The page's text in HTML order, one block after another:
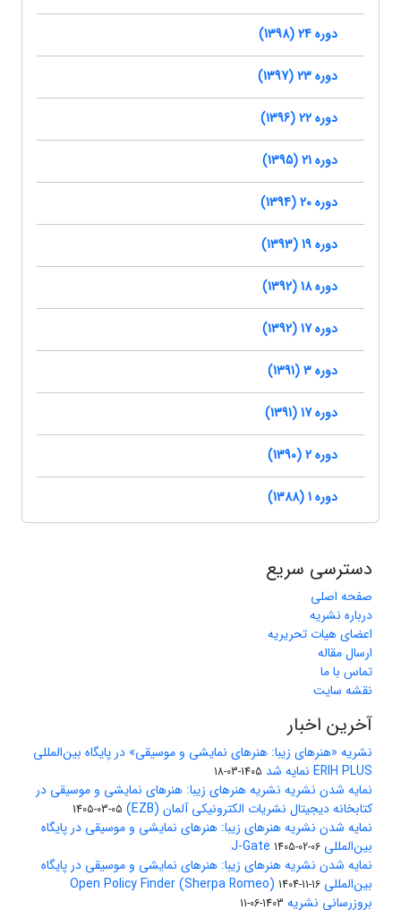
دوره 24 (1398)
دوره 23 (1397)
دوره 22 (1396)
دوره 21 (1395)
دوره 20 (1394)
دوره 19 (1393)
دوره 18 (1392)
دوره 17 (1392)
دوره 3 (1391)
دوره 17 (1391)
دوره 2 (1390)
دوره 1 (1388)
دسترسی سریع
صفحه اصلی
درباره نشریه
اعضای هیات تحریریه
ارسال مقاله
تماس با ما
نقشه سایت
آخرین اخبار
نشریه «هنرهای زیبا: هنرهای نمایشی و موسیقی» در پایگاه بین‌المللی
ERIH PLUS نمایه شد
1405-03-18
نمایه شدن نشریه نشریه هنرهای زیبا: هنرهای نمایشی و موسیقی در
کتابخانه دیجیتال نشریات الکترونیکی آلمان (EZB)
1405-03-05
نمایه شدن نشریه هنرهای زیبا: هنرهای نمایشی و موسیقی در پایگاه
بین‌المللی J-Gate 1405-02-06
نمایه شدن نشریه هنرهای زیبا: هنرهای نمایشی و موسیقی در پایگاه
بین‌المللی Open Policy Finder (Sherpa Romeo) 1404-11-16
بروزرسانی نشریه 1403-06-11